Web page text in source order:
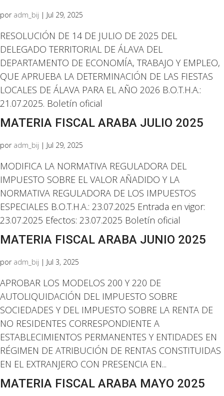
por adm_bij | Jul 29, 2025
RESOLUCIÓN DE 14 DE JULIO DE 2025 DEL
DELEGADO TERRITORIAL DE ÁLAVA DEL
DEPARTAMENTO DE ECONOMÍA, TRABAJO Y EMPLEO,
QUE APRUEBA LA DETERMINACIÓN DE LAS FIESTAS
LOCALES DE ÁLAVA PARA EL AÑO 2026 B.O.T.H.A.:
21.07.2025. Boletín oficial
MATERIA FISCAL ARABA JULIO 2025
por adm_bij | Jul 29, 2025
MODIFICA LA NORMATIVA REGULADORA DEL
IMPUESTO SOBRE EL VALOR AÑADIDO Y LA
NORMATIVA REGULADORA DE LOS IMPUESTOS
ESPECIALES B.O.T.H.A.: 23.07.2025 Entrada en vigor:
23.07.2025 Efectos: 23.07.2025 Boletín oficial
MATERIA FISCAL ARABA JUNIO 2025
por adm_bij | Jul 3, 2025
APROBAR LOS MODELOS 200 Y 220 DE
AUTOLIQUIDACIÓN DEL IMPUESTO SOBRE
SOCIEDADES Y DEL IMPUESTO SOBRE LA RENTA DE
NO RESIDENTES CORRESPONDIENTE A
ESTABLECIMIENTOS PERMANENTES Y ENTIDADES EN
RÉGIMEN DE ATRIBUCIÓN DE RENTAS CONSTITUIDAS
EN EL EXTRANJERO CON PRESENCIA EN...
MATERIA FISCAL ARABA MAYO 2025